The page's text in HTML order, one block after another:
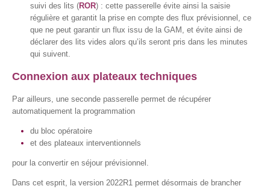
suivi des lits (ROR) : cette passerelle évite ainsi la saisie
régulière et garantit la prise en compte des flux prévisionnel, ce
que ne peut garantir un flux issu de la GAM, et évite ainsi de
déclarer des lits vides alors qu’ils seront pris dans les minutes
qui suivent.
Connexion aux plateaux techniques
Par ailleurs, une seconde passerelle permet de récupérer
automatiquement la programmation
du bloc opératoire
et des plateaux interventionnels
pour la convertir en séjour prévisionnel.
Dans cet esprit, la version 2022R1 permet désormais de brancher